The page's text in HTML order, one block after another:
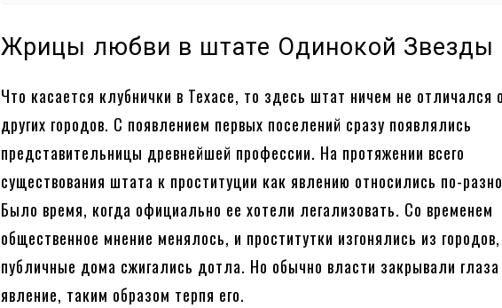
Жрицы любви в штате Одинокой Звезды
Что касается клубнички в Техасе, то здесь штат ничем не отличался
других городов. С появлением первых поселений сразу появлялись
представительницы древнейшей профессии. На протяжении всего
существования штата к проституции как явлению относились по-
Было время, когда официально ее хотели легализовать. Со временем
общественное мнение менялось, и проститутки изгонялись из
публичные дома сжигались дотла. Но обычно власти закрывали глаза
явление, таким образом терпя его.